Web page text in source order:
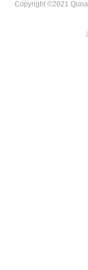
Copyright ©2021